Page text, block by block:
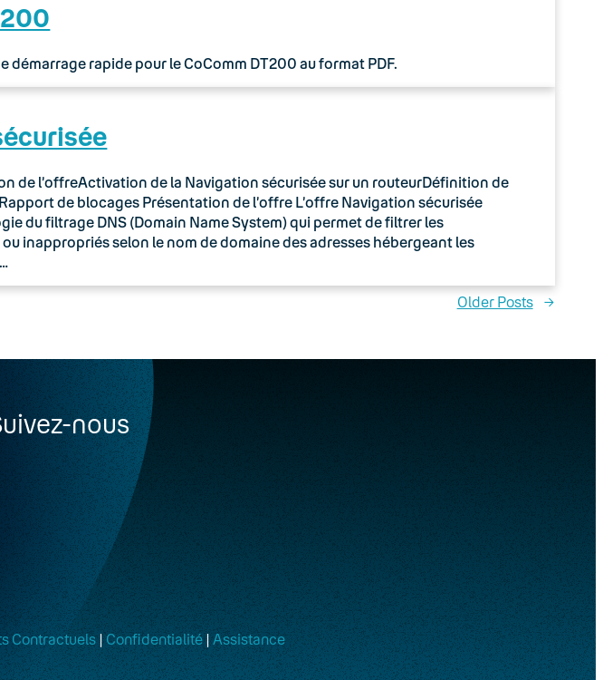
démarrage rapide pour le CoComm DT200 au format PDF.
de l’offreActivation de la Navigation sécurisée sur un routeurDéfinition de
de blocages Présentation de l’offre L’offre Navigation sécurisée
du filtrage DNS (Domain Name System) qui permet de filtrer les
inappropriés selon le nom de domaine des adresses hébergeant les
Older Posts →
nous
Contractuels|Confidentialité|Assistance